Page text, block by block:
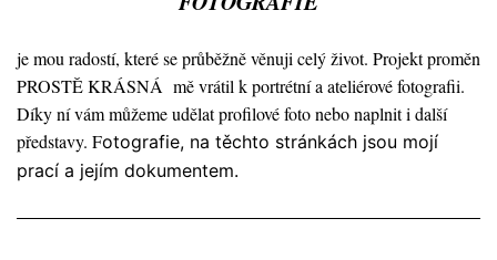
je mou radostí, které se průběžně věnuji celý život. Projekt proměn
PROSTĚ KRÁSNÁ mě vrátil k portrétní a ateliérové fotografii.
Díky ní vám můžeme udělat profilové foto nebo naplnit i další
představy. Fotografie, na těchto stránkách jsou mojí
prací a jejím dokumentem.